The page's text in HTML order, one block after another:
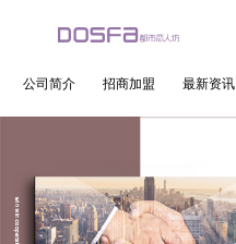
公司简介 招商加盟 最新资讯